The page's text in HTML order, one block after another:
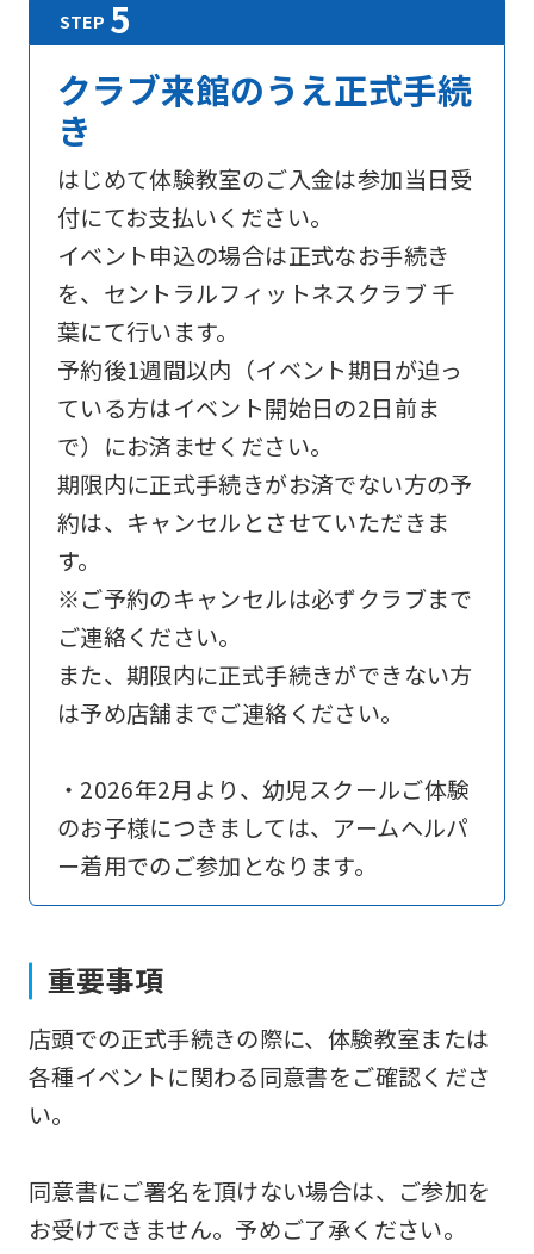
クラブ来館のうえ正式手続
き
はじめて体験教室のご入金は参加当日受
付にてお支払いください。
イベント申込の場合は正式なお手続き
を、セントラルフィットネスクラブ 千
葉にて行います。
予約後1週間以内（イベント期日が迫っ
ている方はイベント開始日の2日前ま
で）にお済ませください。
期限内に正式手続きがお済でない方の予
約は、キャンセルとさせていただきま
す。
※ご予約のキャンセルは必ずクラブまで
ご連絡ください。
また、期限内に正式手続きができない方
は予め店舗までご連絡ください。
・2026年2月より、幼児スクールご体験
のお子様につきましては、アームヘルパ
ー着用でのご参加となります。
重要事項
店頭での正式手続きの際に、体験教室または
各種イベントに関わる同意書をご確認くださ
い。
同意書にご署名を頂けない場合は、ご参加を
お受けできません。予めご了承ください。
For
foreigners
Central
Sports
official
website
is
automatically
translated
into
English.
Click
the
link
below
(start
automatic
translation)
to
return
to
the
if
you
automatic
translation